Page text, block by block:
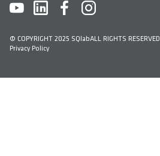
© COPYRIGHT 2025 SQlabALL RIGHTS RESERVED
Privacy Policy